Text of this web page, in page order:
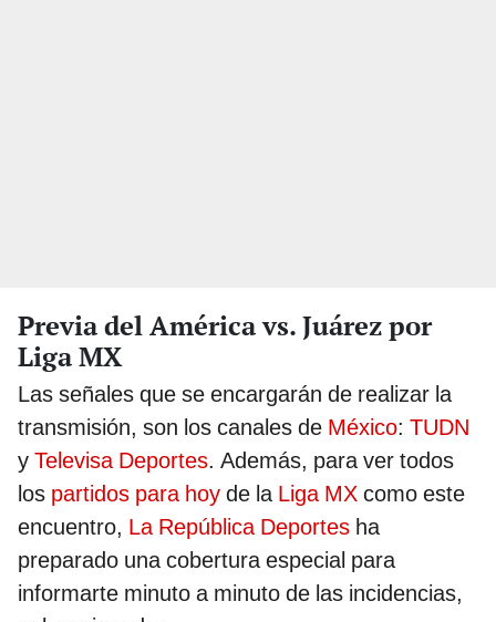
Previa del América vs. Juárez por
Liga MX
Las señales que se encargarán de realizar la
transmisión, son los canales de México: TUDN
y Televisa Deportes. Además, para ver todos
los partidos para hoy de la Liga MX como este
encuentro, La República Deportes ha
preparado una cobertura especial para
informarte minuto a minuto de las incidencias,